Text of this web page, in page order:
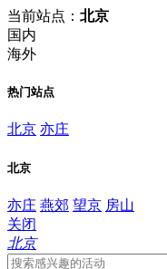
当前站点： 北京
国内
海外
热门站点
北京 亦庄
北京
亦庄 燕郊 望京 房山
关闭
北京